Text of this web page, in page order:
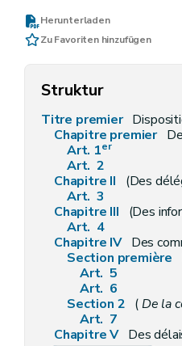
Herunterladen
Zu Favoriten hinzufügen
Struktur
Titre premier
Chapitre premier
Art. 1er
Art. 2
Chapitre II
(Des délégations et des
Art. 3
Chapitre III
(Des informations, de la publicité,
Art. 4
Chapitre IV Des
Section première
Art. 5
Art. 6
Section 2 (De la commission
Art. 7
Chapitre V Des délais